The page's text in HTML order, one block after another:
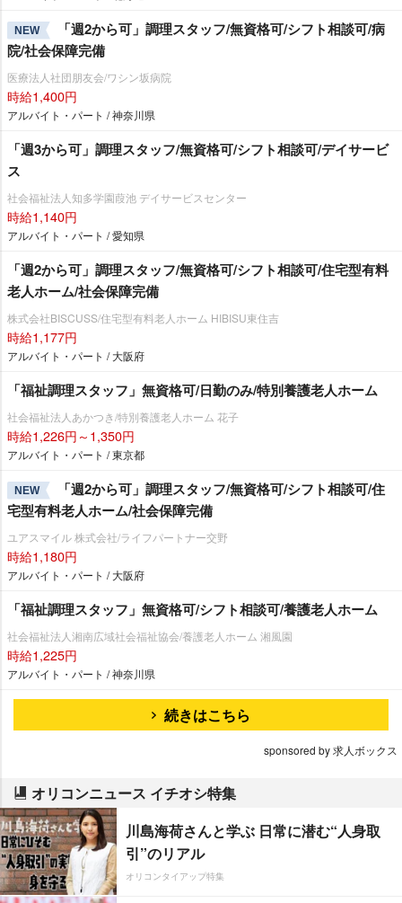
NEW
「週2から可」調理スタッフ/無資格可/シフト相談可/病
院/社会保障完備
医療法人社団朋友会/ワシン坂病院
時給1,400円
アルバイト・パート / 神奈川県
「週3から可」調理スタッフ/無資格可/シフト相談可/デイサービ
ス
社会福祉法人知多学園葭池 デイサービスセンター
時給1,140円
アルバイト・パート / 愛知県
「週2から可」調理スタッフ/無資格可/シフト相談可/住宅型有料
老人ホーム/社会保障完備
株式会社BISCUSS/住宅型有料老人ホーム HIBISU東住吉
時給1,177円
アルバイト・パート / 大阪府
「福祉調理スタッフ」無資格可/日勤のみ/特別養護老人ホーム
社会福祉法人あかつき/特別養護老人ホーム 花子
時給1,226円～1,350円
アルバイト・パート / 東京都
NEW
「週2から可」調理スタッフ/無資格可/シフト相談可/住
宅型有料老人ホーム/社会保障完備
ユアスマイル 株式会社/ライフパートナー交野
時給1,180円
アルバイト・パート / 大阪府
「福祉調理スタッフ」無資格可/シフト相談可/養護老人ホーム
社会福祉法人湘南広域社会福祉協会/養護老人ホーム 湘風園
時給1,225円
アルバイト・パート / 神奈川県
続きはこちら
sponsored by 求人ボックス
オリコンニュース イチオシ特集
川島海荷さんと学ぶ 日常に潜む“人身取
引”のリアル
オリコンタイアップ特集